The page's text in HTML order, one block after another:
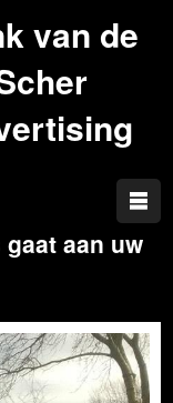
van de
aan uw